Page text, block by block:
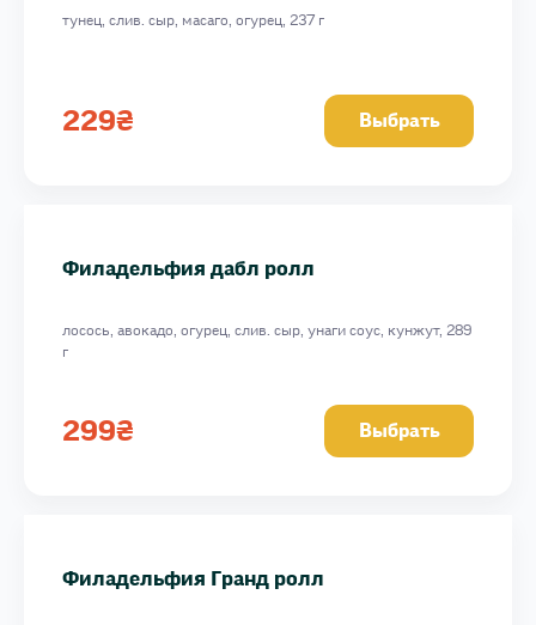
тунец, слив. сыр, масаго, огурец, 237 г
229₴ Выбрать
Филадельфия дабл ролл
лосось, авокадо, огурец, слив. сыр, унаги соус, кунжут, 289
г
299₴ Выбрать
Филадельфия Гранд ролл